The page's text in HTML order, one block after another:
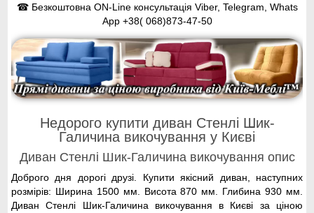
☎ Безкоштовна ON-Line консультація Viber, Telegram, Whats
App +38( 068)873-47-50
Недорого купити диван Стенлі Шик-
Галичина викочування у Києві
Диван Стенлі Шик-Галичина викочування опис
Доброго дня дорогі друзі. Купити якісний диван, наступних
розмірів: Ширина 1500 мм. Висота 870 мм. Глибина 930 мм.
Диван Стенлі Шик-Галичина викочування в Києві за ціною